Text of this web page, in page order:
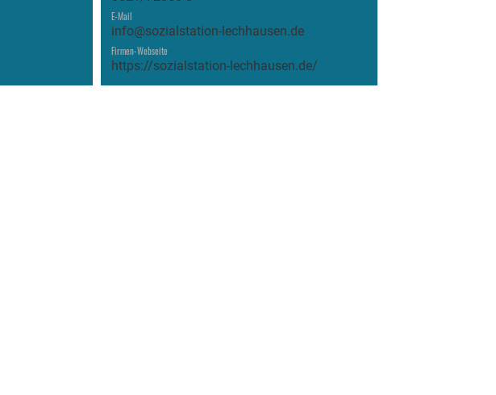
E-Mail
info@sozialstation-lechhausen.de
Firmen-Webseite
https://sozialstation-lechhausen.de/